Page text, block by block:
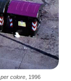
colore , 1996